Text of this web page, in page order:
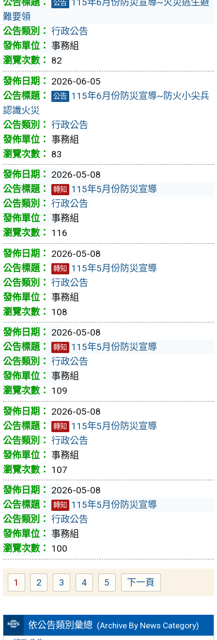
依公告類別彙總 (Archive By News Category)
公告
難要領
行政公告
事務組
82
2026-06-05
公告 115年6月份防災宣導~防火小尖兵
認識火災
行政公告
事務組
83
2026-05-08
轉知
115年5月份防災宣導
行政公告
事務組
116
2026-05-08
轉知
115年5月份防災宣導
行政公告
事務組
108
2026-05-08
轉知
115年5月份防災宣導
行政公告
事務組
109
2026-05-08
轉知
115年5月份防災宣導
行政公告
事務組
107
2026-05-08
轉知
115年5月份防災宣導
行政公告
事務組
100
Page
1 Page
2 Page
3 Page
4 Page
5 下一頁